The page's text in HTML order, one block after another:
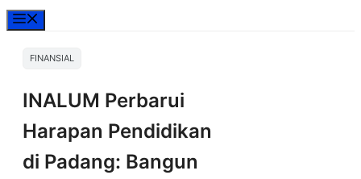
FINANSIAL
INALUM Perbarui
Harapan Pendidikan
di Padang: Bangun